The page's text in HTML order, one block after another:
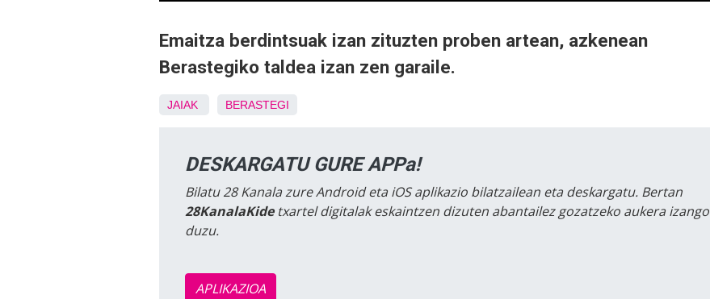
Emaitza berdintsuak izan zituzten proben artean, azkenean
Berastegiko taldea izan zen garaile.
JAIAK BERASTEGI
DESKARGATU GURE APPa!
Bilatu 28 Kanala zure Android eta iOS aplikazio bilatzailean eta deskargatu. Bertan
28KanalaKidetxartel digitalak eskaintzen dizuten abantailez gozatzeko aukera izango
duzu.
APLIKAZIOA